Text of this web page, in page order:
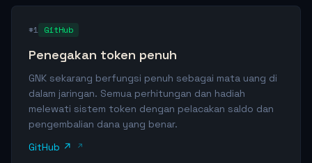
#1 GitHub
Penegakan token penuh
GNK sekarang berfungsi penuh sebagai mata uang di
dalam jaringan. Semua perhitungan dan hadiah
melewati sistem token dengan pelacakan saldo dan
pengembalian dana yang benar.
GitHub ↗